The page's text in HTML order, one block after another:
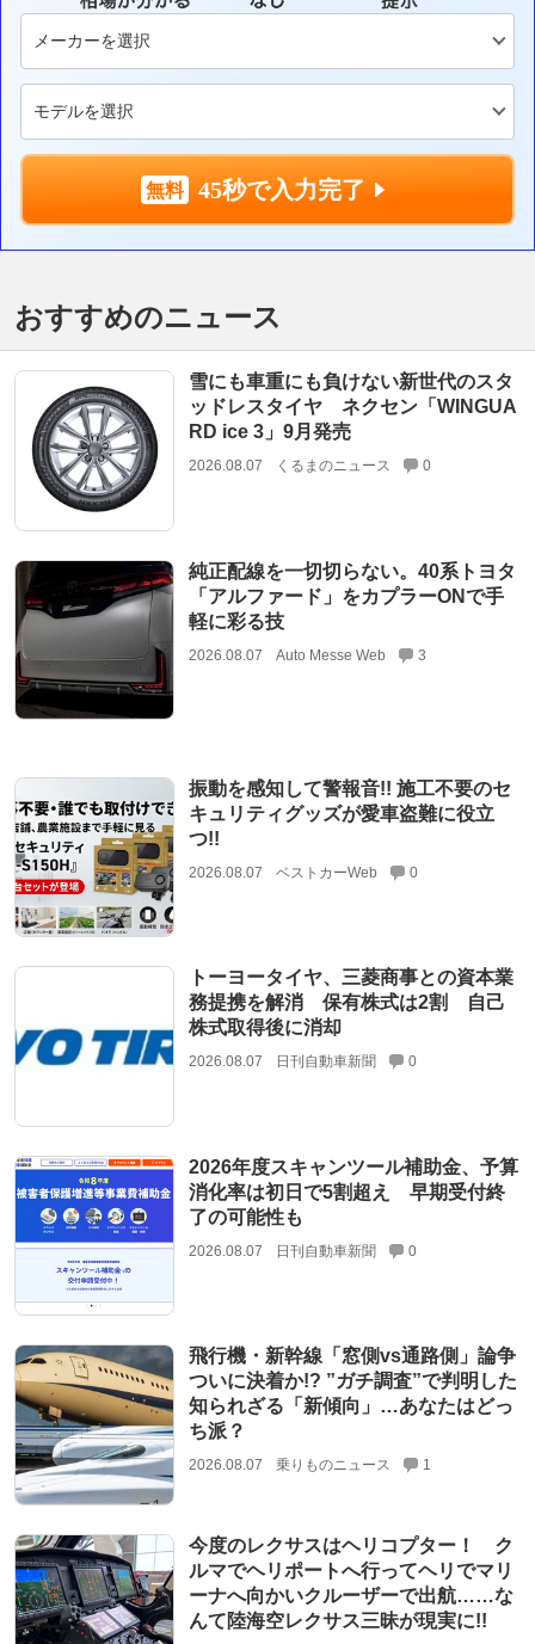
45秒で入力完了
おすすめのニュース
雪にも車重にも負けない新世代のスタ
ッドレスタイヤ ネクセン「WINGUA
RD ice 3」9月発売
2026.08.07 くるまのニュース 0
純正配線を一切切らない。40系トヨタ
「アルファード」をカプラーONで手
軽に彩る技
2026.08.07 Auto Messe Web 3
振動を感知して警報音!! 施工不要のセ
キュリティグッズが愛車盗難に役立
つ!!
2026.08.07 ベストカーWeb 0
トーヨータイヤ、三菱商事との資本業
務提携を解消 保有株式は2割 自己
株式取得後に消却
2026.08.07 日刊自動車新聞 0
2026年度スキャンツール補助金、予算
消化率は初日で5割超え 早期受付終
了の可能性も
2026.08.07 日刊自動車新聞 0
飛行機・新幹線「窓側vs通路側」論争
ついに決着か!? ”ガチ調査”で判明した
知られざる「新傾向」…あなたはどっ
ち派？
2026.08.07 乗りものニュース 1
今度のレクサスはヘリコプター！ ク
ルマでヘリポートへ行ってヘリでマリ
ーナへ向かいクルーザーで出航……な
んて陸海空レクサス三昧が現実に!!